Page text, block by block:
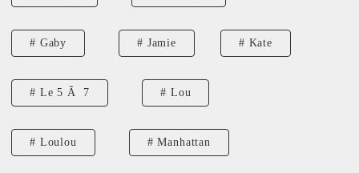
Gaby Jamie Kate
Le 5 Ã 7 Lou
Loulou Manhattan